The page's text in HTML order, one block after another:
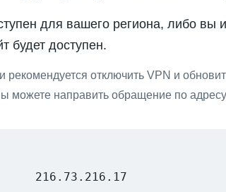
для вашего региона, либо вы
будет доступен.
рекомендуется отключить VPN и
можете направить обращение по
216.73.216.17